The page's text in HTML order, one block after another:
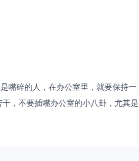
，不要插嘴办公室的小八卦，尤其是